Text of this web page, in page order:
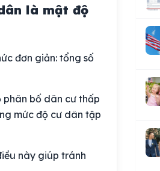
là mật độ
đơn giản: tổng số
phân bố dân cư thấp
mức độ cư dân tập
này giúp tránh